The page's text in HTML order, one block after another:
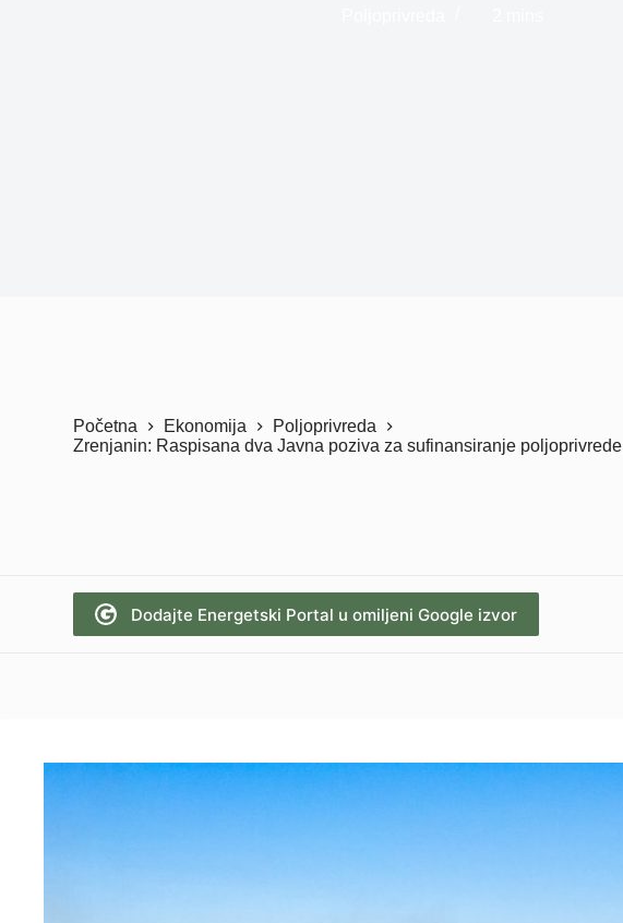
Početna Ekonomija
Poljoprivreda
Zrenjanin: Raspisana dva Javna poziva za sufinansiranje poljoprivrede
Dodajte Energetski Portal u omiljeni Google izvor